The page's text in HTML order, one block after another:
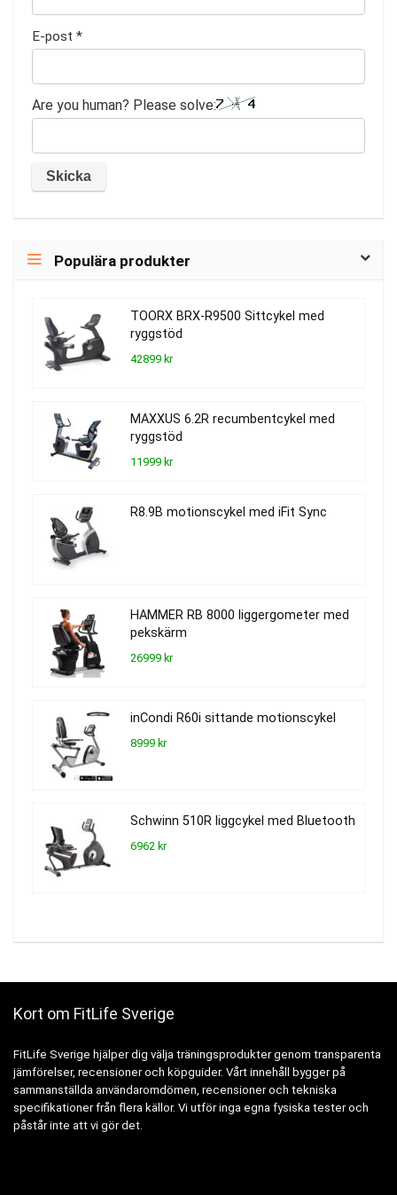
E-post *
Are you human? Please solve:
Populära produkter
TOORX BRX-R9500 Sittcykel med
ryggstöd
42899 kr
MAXXUS 6.2R recumbentcykel med
ryggstöd
11999 kr
R8.9B motionscykel med iFit Sync
HAMMER RB 8000 liggergometer med
pekskärm
26999 kr
inCondi R60i sittande motionscykel
8999 kr
Schwinn 510R liggcykel med Bluetooth
6962 kr
Kort om FitLife Sverige
FitLife Sverige hjälper dig välja träningsprodukter genom transparenta
jämförelser, recensioner och köpguider. Vårt innehåll bygger på
sammanställda användaromdömen, recensioner och tekniska
specifikationer från flera källor. Vi utför inga egna fysiska tester och
påstår inte att vi gör det.